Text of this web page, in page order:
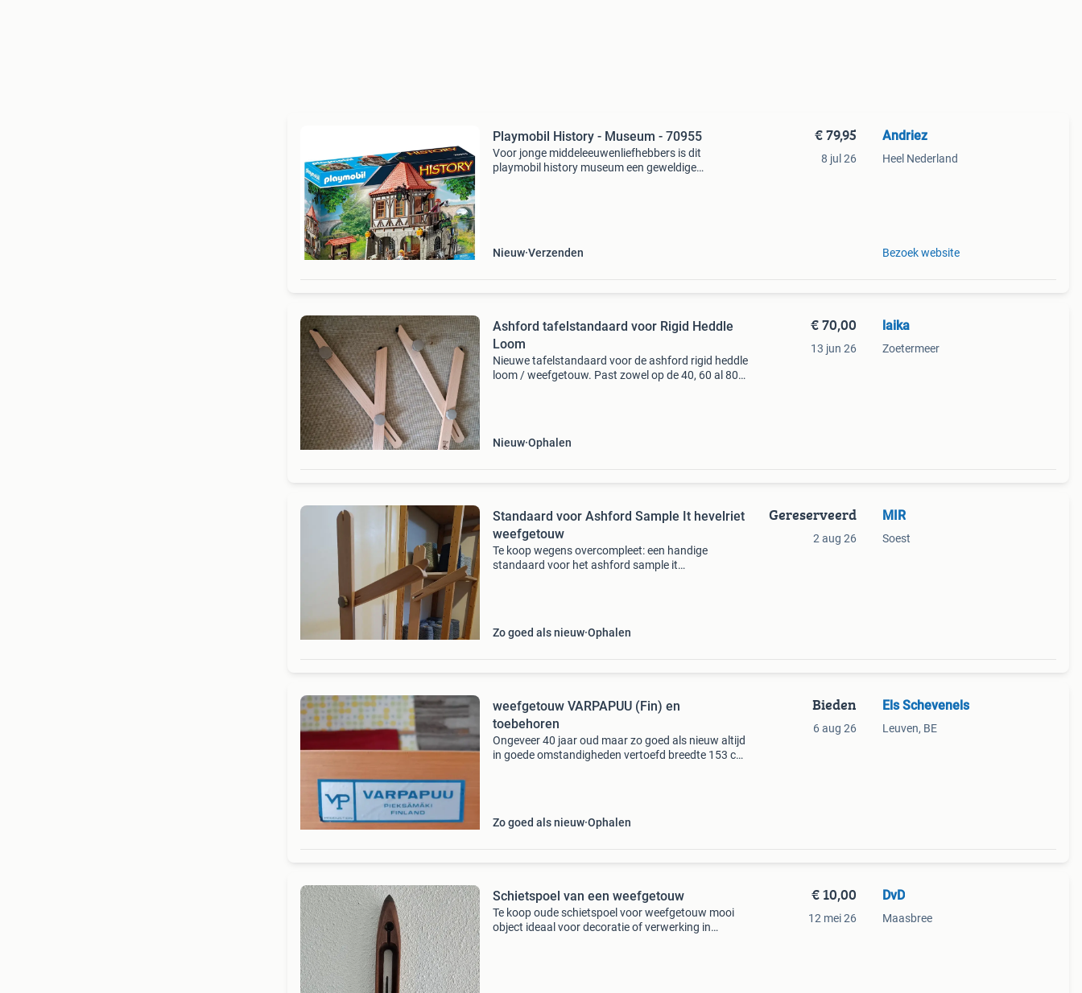
Playmobil History - Museum - 70955
Voor jonge middeleeuwenliefhebbers is dit
playmobil history museum een geweldige
Nieuw Verzenden
€ 79,95
8 jul 26
Andriez
Heel Nederland
Bezoek website
Ashford tafelstandaard voor Rigid Heddle
Loom
Nieuwe tafelstandaard voor de ashford rigid heddle
loom / weefgetouw. Past zowel op de 40, 60 al 80
Nieuw Ophalen
€ 70,00
13 jun 26
laika
Zoetermeer
Standaard voor Ashford Sample It hevelriet
weefgetouw
Te koop wegens overcompleet: een handige
standaard voor het ashford sample it
Zo goed als nieuw Ophalen
Gereserveerd
2 aug 26
MIR
Soest
weefgetouw VARPAPUU (Fin) en
toebehoren
Ongeveer 40 jaar oud maar zo goed als nieuw altijd
in goede omstandigheden vertoefd breedte 153 cm
Zo goed als nieuw Ophalen
Bieden
6 aug 26
Els Schevenels
Leuven, BE
Schietspoel van een weefgetouw
Te koop oude schietspoel voor weefgetouw mooi
object ideaal voor decoratie of verwerking in
€ 10,00
12 mei 26
DvD
Maasbree